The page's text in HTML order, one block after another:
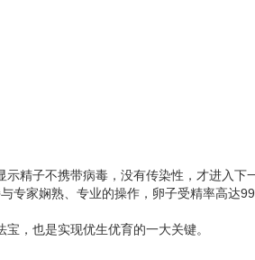
精子不携带病毒，没有传染性，才进入
专家娴熟、专业的操作，卵子受精率高达
，也是实现优生优育的一大关键。